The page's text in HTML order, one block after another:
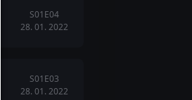
S01E04
28. 01. 2022
S01E03
28. 01. 2022